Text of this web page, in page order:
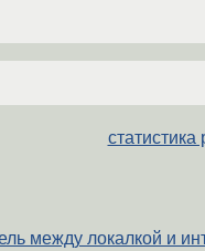
статистика
между локалкой и